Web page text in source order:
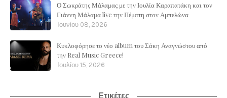
Ο Σωκράτης Μάλαμας με την Ιουλία Καραπατάκη και τον
Γιάννη Μάλαμα live την Πέμπτη στον Αμπελώνα
Ιουνίου 08, 2026
Κυκλοφόρησε το νέο album του Σάκη Αναγνώστου από
την Real Music Greece!
Ιουλίου 15, 2026
Ετικέτες